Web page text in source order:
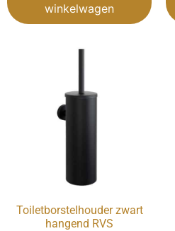
winkelwagen
Toiletborstelhouder zwart
hangend RVS